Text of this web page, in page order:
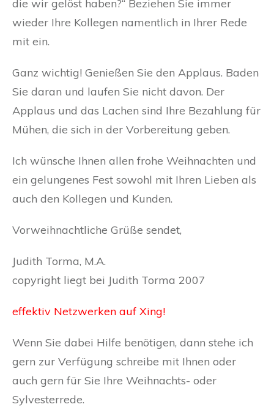
die wir gelöst haben?“ Beziehen Sie immer
wieder Ihre Kollegen namentlich in Ihrer Rede
mit ein.
Ganz wichtig! Genießen Sie den Applaus. Baden
Sie daran und laufen Sie nicht davon. Der
Applaus und das Lachen sind Ihre Bezahlung für
Mühen, die sich in der Vorbereitung geben.
Ich wünsche Ihnen allen frohe Weihnachten und
ein gelungenes Fest sowohl mit Ihren Lieben als
auch den Kollegen und Kunden.
Vorweihnachtliche Grüße sendet,
Judith Torma, M.A.
copyright liegt bei Judith Torma 2007
effektiv Netzwerken auf Xing!
Wenn Sie dabei Hilfe benötigen, dann stehe ich
gern zur Verfügung schreibe mit Ihnen oder
auch gern für Sie Ihre Weihnachts- oder
Sylvesterrede.